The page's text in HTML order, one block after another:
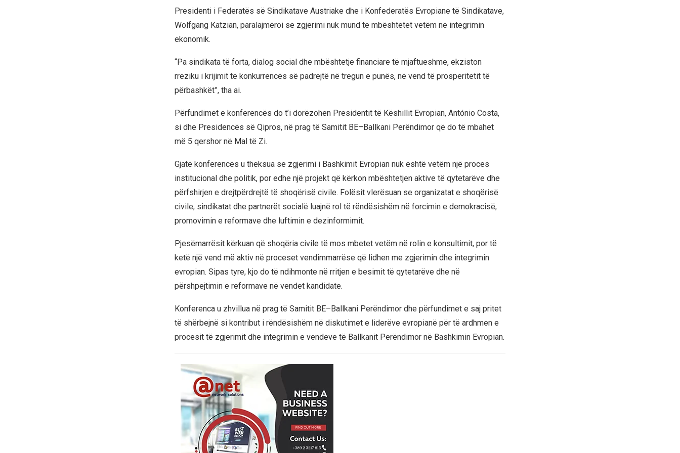
Presidenti i Federatës së Sindikatave Austriake dhe i Konfederatës Evropiane të Sindikatave,
Wolfgang Katzian, paralajmëroi se zgjerimi nuk mund të mbështetet vetëm në integrimin
ekonomik.
“Pa sindikata të forta, dialog social dhe mbështetje financiare të mjaftueshme, ekziston
rreziku i krijimit të konkurrencës së padrejtë në tregun e punës, në vend të prosperitetit të
përbashkët”, tha ai.
Përfundimet e konferencës do t’i dorëzohen Presidentit të Këshillit Evropian, António Costa,
si dhe Presidencës së Qipros, në prag të Samitit BE–Ballkani Perëndimor që do të mbahet
më 5 qershor në Mal të Zi.
Gjatë konferencës u theksua se zgjerimi i Bashkimit Evropian nuk është vetëm një proces
institucional dhe politik, por edhe një projekt që kërkon mbështetjen aktive të qytetarëve dhe
përfshirjen e drejtpërdrejtë të shoqërisë civile. Folësit vlerësuan se organizatat e shoqërisë
civile, sindikatat dhe partnerët socialë luajnë rol të rëndësishëm në forcimin e demokracisë,
promovimin e reformave dhe luftimin e dezinformimit.
Pjesëmarrësit kërkuan që shoqëria civile të mos mbetet vetëm në rolin e konsultimit, por të
ketë një vend më aktiv në proceset vendimmarrëse që lidhen me zgjerimin dhe integrimin
evropian. Sipas tyre, kjo do të ndihmonte në rritjen e besimit të qytetarëve dhe në
përshpejtimin e reformave në vendet kandidate.
Konferenca u zhvillua në prag të Samitit BE–Ballkani Perëndimor dhe përfundimet e saj pritet
të shërbejnë si kontribut i rëndësishëm në diskutimet e liderëve evropianë për të ardhmen e
procesit të zgjerimit dhe integrimin e vendeve të Ballkanit Perëndimor në Bashkimin Evropian.